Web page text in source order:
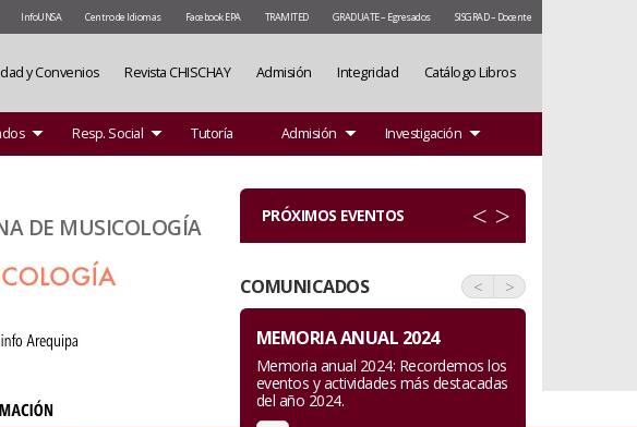
InfoUNSA Centro de Idiomas Facebook EPA TRAMITED GRADUATE – Egresados SISGRAD – Docente
y Convenios Revista CHISCHAY Admisión Integridad Catálogo Libros
Resp. Social Tutoría Admisión Investigación
DE MUSICOLOGÍA PRÓXIMOS EVENTOS < >
COMUNICADOS < >
HORARIOS PLÁSTICAS 2025 B
Horarios para el periodo académico
2025-B
VER HORARIO